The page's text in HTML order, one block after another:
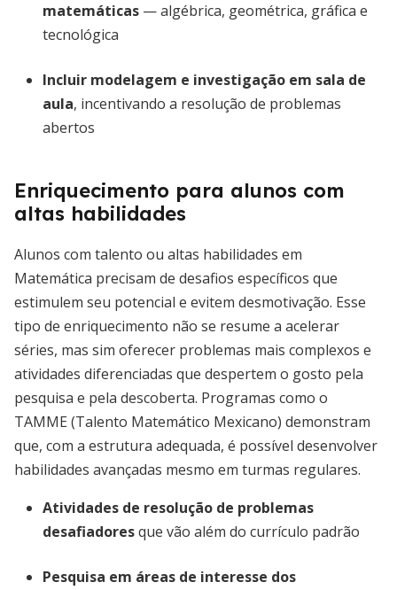
matemáticas — algébrica, geométrica, gráfica e
tecnológica
Incluir modelagem e investigação em sala de
aula, incentivando a resolução de problemas
abertos
Enriquecimento para alunos com
altas habilidades
Alunos com talento ou altas habilidades em
Matemática precisam de desafios específicos que
estimulem seu potencial e evitem desmotivação. Esse
tipo de enriquecimento não se resume a acelerar
séries, mas sim oferecer problemas mais complexos e
atividades diferenciadas que despertem o gosto pela
pesquisa e pela descoberta. Programas como o
TAMME (Talento Matemático Mexicano) demonstram
que, com a estrutura adequada, é possível desenvolver
habilidades avançadas mesmo em turmas regulares.
Atividades de resolução de problemas
desafiadoresque vão além do currículo padrão
Pesquisa em áreas de interesse dos